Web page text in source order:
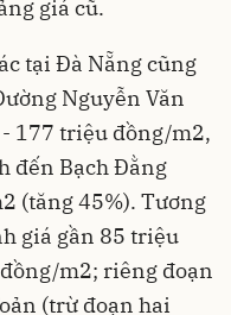
giá cũ.
tại Đà Nẵng cũng
Nguyễn Văn
177 triệu đồng/m2,
đến Bạch Đằng
(tăng 45%). Tương
giá gần 85 triệu
m2; riêng đoạn
(trừ đoạn hai